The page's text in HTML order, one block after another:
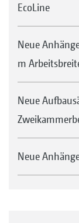
EcoLine
Neue
m
Neue
Neue